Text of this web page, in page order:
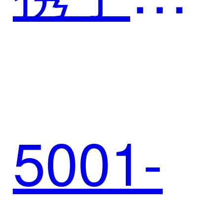
威赋能
5001-